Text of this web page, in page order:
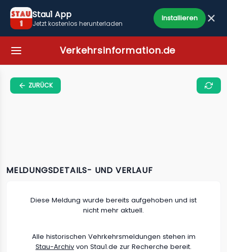
Stau1 App
Jetzt kostenlos herunterladen
Installieren
Verkehrsinformation.de
ZURÜCK
MELDUNGSDETAILS- UND VERLAUF
Diese Meldung wurde bereits aufgehoben und ist
nicht mehr aktuell.
Alle historischen Vehrkehrsmeldungen stehen im
Stau-Archiv von Stau1.de zur Recherche bereit.